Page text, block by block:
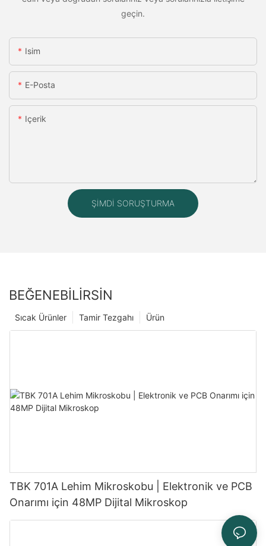
geçin.
Isim
E-Posta
Içerik
ŞIMDI SORUŞTURMA
BEĞENEBILIRSIN
Ürün
Tamir Tezgahı
Sıcak Ürünler
TBK 701A Lehim Mikroskobu | Elektronik ve PCB
Onarımı için 48MP Dijital Mikroskop